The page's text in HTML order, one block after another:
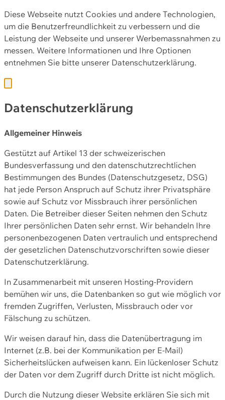
Diese Webseite nutzt Cookies und andere Technologien,
um die Benutzerfreundlichkeit zu verbessern und die
Leistung der Webseite und unserer Werbemassnahmen zu
messen. Weitere Informationen und Ihre Optionen
entnehmen Sie bitte unserer Datenschutzerklärung.
Datenschutzerklärung
Allgemeiner Hinweis
Gestützt auf Artikel 13 der schweizerischen
Bundesverfassung und den datenschutzrechtlichen
Bestimmungen des Bundes (Datenschutzgesetz, DSG)
hat jede Person Anspruch auf Schutz ihrer Privatsphäre
sowie auf Schutz vor Missbrauch ihrer persönlichen
Daten. Die Betreiber dieser Seiten nehmen den Schutz
Ihrer persönlichen Daten sehr ernst. Wir behandeln Ihre
personenbezogenen Daten vertraulich und entsprechend
der gesetzlichen Datenschutzvorschriften sowie dieser
Datenschutzerklärung.
In Zusammenarbeit mit unseren Hosting-Providern
bemühen wir uns, die Datenbanken so gut wie möglich vor
fremden Zugriffen, Verlusten, Missbrauch oder vor
Fälschung zu schützen.
Wir weisen darauf hin, dass die Datenübertragung im
Internet (z.B. bei der Kommunikation per E-Mail)
Sicherheitslücken aufweisen kann. Ein lückenloser Schutz
der Daten vor dem Zugriff durch Dritte ist nicht möglich.
Durch die Nutzung dieser Website erklären Sie sich mit